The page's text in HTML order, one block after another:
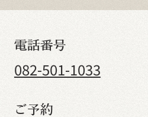
電話番号
082-501-1033
ご予約